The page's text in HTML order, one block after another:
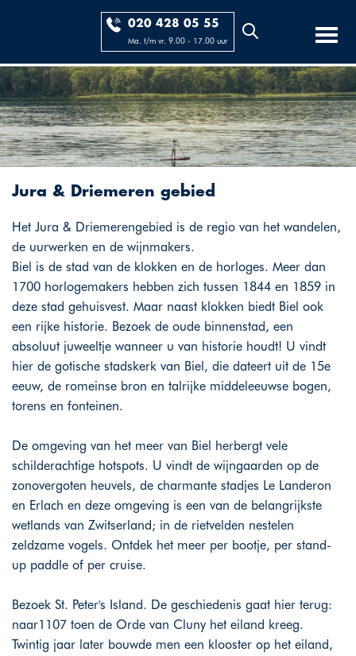
020 428 05 55
Ma. t/m vr. 9.00 - 17.00 uur
Jura & Driemeren gebied
Het Jura & Driemerengebied is de regio van het wandelen,
de uurwerken en de wijnmakers.
Biel is de stad van de klokken en de horloges. Meer dan
1700 horlogemakers hebben zich tussen 1844 en 1859 in
deze stad gehuisvest. Maar naast klokken biedt Biel ook
een rijke historie. Bezoek de oude binnenstad, een
absoluut juweeltje wanneer u van historie houdt! U vindt
hier de gotische stadskerk van Biel, die dateert uit de 15e
eeuw, de romeinse bron en talrijke middeleeuwse bogen,
torens en fonteinen.
De omgeving van het meer van Biel herbergt vele
schilderachtige hotspots. U vindt de wijngaarden op de
zonovergoten heuvels, de charmante stadjes Le Landeron
en Erlach en deze omgeving is een van de belangrijkste
wetlands van Zwitserland; in de rietvelden nestelen
zeldzame vogels. Ontdek het meer per bootje, per stand-
up paddle of per cruise.
Bezoek St. Peter's Island. De geschiedenis gaat hier terug:
naar1107 toen de Orde van Cluny het eiland kreeg.
Twintig jaar later bouwde men een klooster op het eiland,